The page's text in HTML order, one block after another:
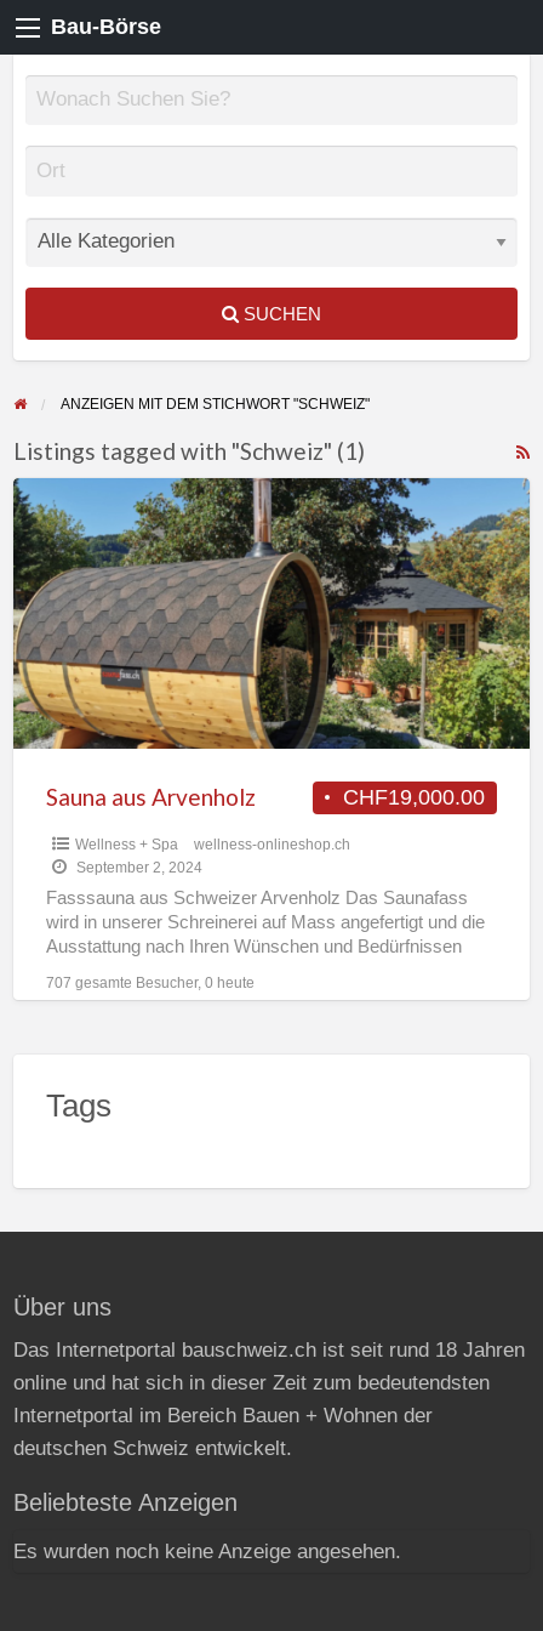
Bau-Börse
SUCHEN
ANZEIGEN MIT DEM STICHWORT "SCHWEIZ"
Listings tagged with "Schweiz" (1)
Sauna
aus
Arvenholz
CHF19,000.00
Sauna aus Arvenholz
Wellness + Spa
wellness-onlineshop.ch
September 2, 2024
Fasssauna aus Schweizer Arvenholz Das Saunafass
wird in unserer Schreinerei auf Mass angefertigt und die
Ausstattung nach Ihren Wünschen und Bedürfnissen
707 gesamte Besucher, 0 heute
Tags
Über uns
Das Internetportal bauschweiz.ch ist seit rund 18 Jahren
online und hat sich in dieser Zeit zum bedeutendsten
Internetportal im Bereich Bauen + Wohnen der
deutschen Schweiz entwickelt.
Beliebteste Anzeigen
Es wurden noch keine Anzeige angesehen.